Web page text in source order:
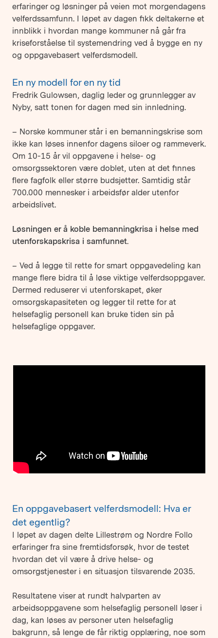
erfaringer og løsninger på veien mot morgendagens
velferdssamfunn. I løpet av dagen fikk deltakerne et
innblikk i hvordan mange kommuner nå går fra
kriseforståelse til systemendring ved å bygge en ny
og oppgavebasert velferdsmodell.
En ny modell for en ny tid
Fredrik Gulowsen, daglig leder og grunnlegger av
Nyby, satt tonen for dagen med sin innledning.
– Norske kommuner står i en bemanningskrise som
ikke kan løses innenfor dagens siloer og rammeverk.
Om 10-15 år vil oppgavene i helse- og
omsorgssektoren være doblet, uten at det finnes
flere fagfolk eller større budsjetter. Samtidig står
700.000 mennesker i arbeidsfør alder utenfor
arbeidslivet.
Løsningen er å koble bemanningkrisa i helse med
utenforskapskrisa i samfunnet.
– Ved å legge til rette for smart oppgavedeling kan
mange flere bidra til å løse viktige velferdsoppgaver.
Dermed reduserer vi utenforskapet, øker
omsorgskapasiteten og legger til rette for at
helsefaglig personell kan bruke tiden sin på
helsefaglige oppgaver.
En oppgavebasert velferdsmodell: Hva er
det egentlig?
I løpet av dagen delte Lillestrøm og Nordre Follo
erfaringer fra sine fremtidsforsøk, hvor de testet
hvordan det vil være å drive helse- og
omsorgstjenester i en situasjon tilsvarende 2035.
Resultatene viser at rundt halvparten av
arbeidsoppgavene som helsefaglig personell løser i
dag, kan løses av personer uten helsefaglig
bakgrunn, så lenge de får riktig opplæring, noe som